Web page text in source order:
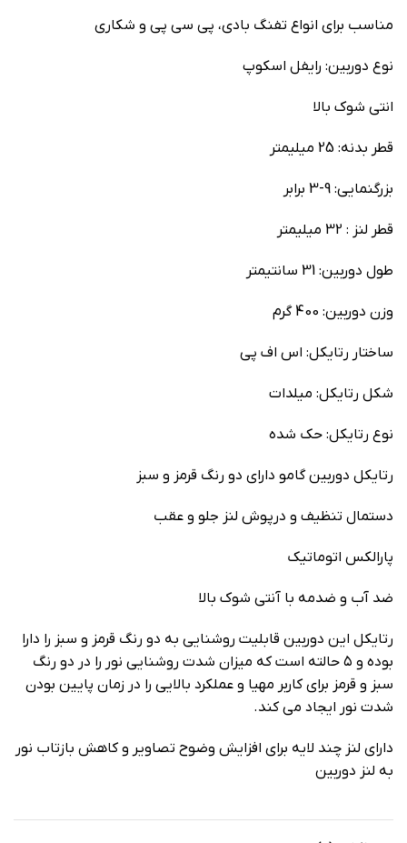
مناسب برای انواع تفنگ بادی، پی سی پی و شکاری
نوع دوربین: رایفل اسکوپ
انتی شوک بالا
قطر بدنه: 25 میلیمتر
بزرگنمایی: 9-3 برابر
قطر لنز : 32 میلیمتر
طول دوربین: 31 سانتیمتر
وزن دوربین: 400 گرم
ساختار رتایکل: اس اف پی
شکل رتایکل: میلدات
نوع رتایکل: حک شده
رتایکل دوربین گامو دارای دو رنگ قرمز و سبز
دستمال تنظیف و درپوش لنز جلو و عقب
پارالکس اتوماتیک
ضد آب و ضدمه با آنتی شوک بالا
رتایکل این دوربین قابلیت روشنایی به دو رنگ قرمز و سبز را دارا
بوده و ۵ حالته است که میزان شدت روشنایی نور را در دو رنگ
سبز و قرمز برای کاربر مهیا و عملکرد بالایی را در زمان پایین بودن
شدت نور ایجاد می کند.
دارای لنز چند لایه برای افزایش وضوح تصاویر و کاهش بازتاب نور
به لنز دوربین